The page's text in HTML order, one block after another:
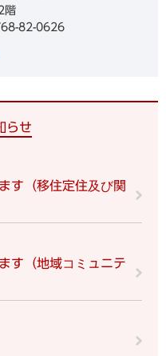
らせ
す（移住定住及び関
す（地域コミュニテ
階
82-0626